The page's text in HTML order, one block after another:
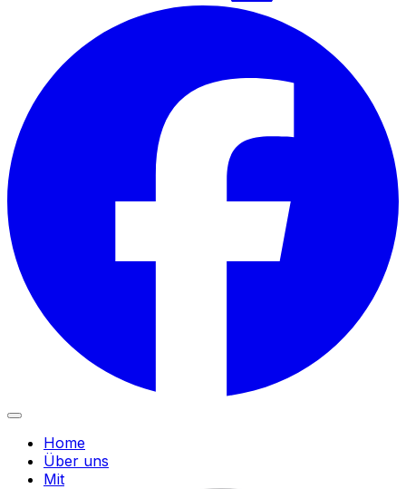
Home
Über uns
Mit